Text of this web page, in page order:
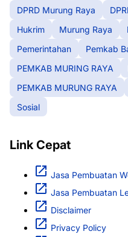
DPRD Murung Raya
Hukrim
Murung Raya
Pemerintahan
Pemkab
PEMKAB MURING RAYA
PEMKAB MURUNG RAYA
Sosial
Link Cepat
Jasa Pembuatan
Jasa Pembuatan
Disclaimer
Privacy Policy